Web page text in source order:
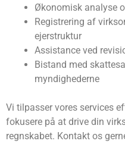
Økonomisk analyse
Registrering af
ejerstruktur
Assistance ved
Bistand med
myndighederne
Vi tilpasser vores services
fokusere på at drive din
regnskabet. Kontakt os